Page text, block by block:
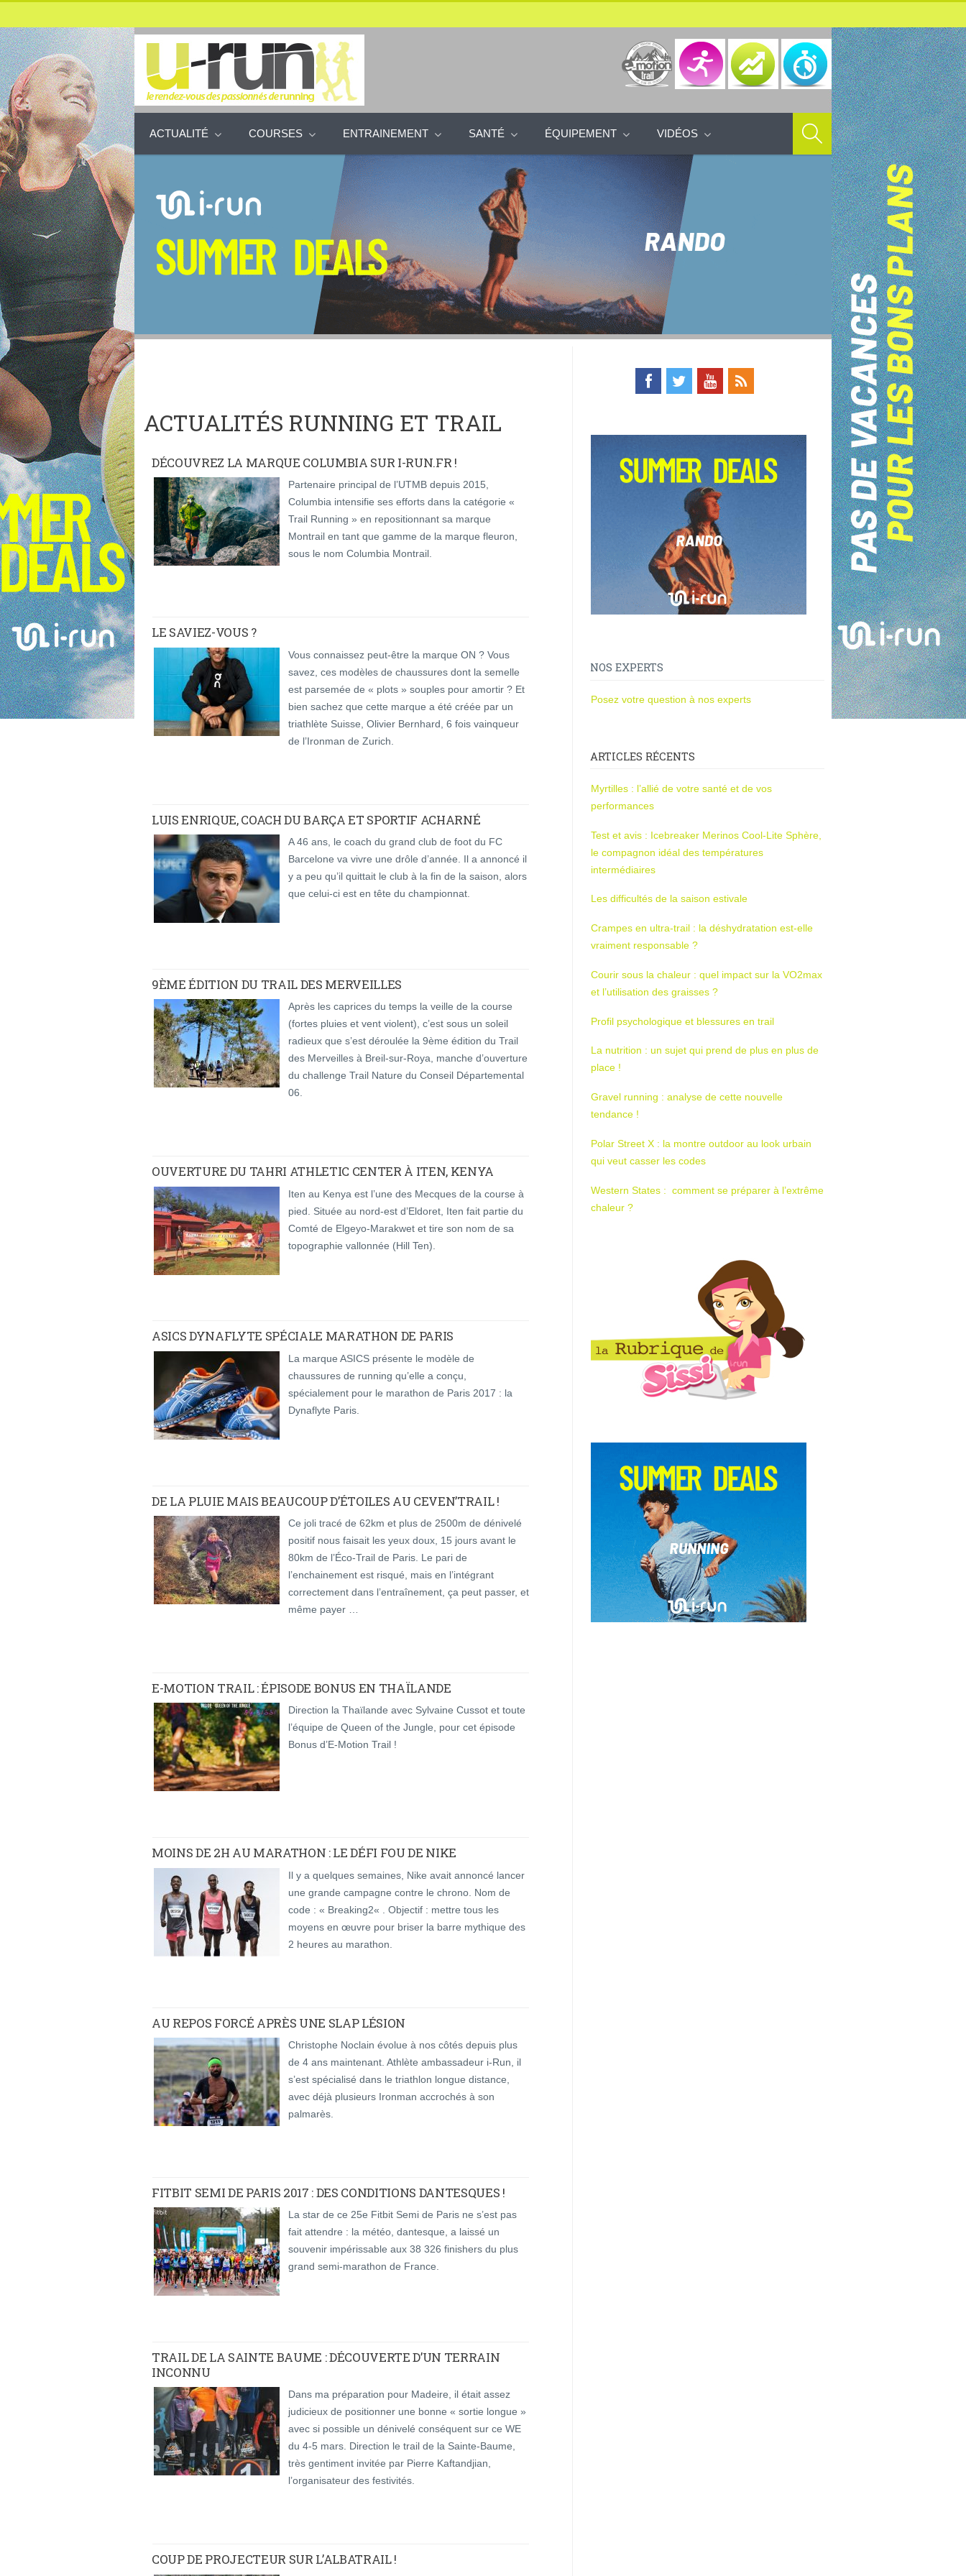
ACTUALITÉ COURSES ENTRAINEMENT SANTÉ ÉQUIPEMENT VIDÉOS
ACTUALITÉS RUNNING ET TRAIL
DÉCOUVREZ LA MARQUE COLUMBIA SUR I-RUN.FR !
Partenaire principal de l’UTMB depuis 2015,
Columbia intensifie ses efforts dans la catégorie «
Trail Running » en repositionnant sa marque
Montrail en tant que gamme de la marque fleuron,
sous le nom Columbia Montrail.
LE SAVIEZ-VOUS ?
Vous connaissez peut-être la marque ON ? Vous
savez, ces modèles de chaussures dont la semelle
est parsemée de « plots » souples pour amortir ? Et
bien sachez que cette marque a été créée par un
triathlète Suisse, Olivier Bernhard, 6 fois vainqueur
de l’Ironman de Zurich.
LUIS ENRIQUE, COACH DU BARÇA ET SPORTIF ACHARNÉ
A 46 ans, le coach du grand club de foot du FC
Barcelone va vivre une drôle d’année. Il a annoncé il
y a peu qu’il quittait le club à la fin de la saison, alors
que celui-ci est en tête du championnat.
9ÈME ÉDITION DU TRAIL DES MERVEILLES
Après les caprices du temps la veille de la course
(fortes pluies et vent violent), c’est sous un soleil
radieux que s’est déroulée la 9ème édition du Trail
des Merveilles à Breil-sur-Roya, manche d’ouverture
du challenge Trail Nature du Conseil Départemental
06.
OUVERTURE DU TAHRI ATHLETIC CENTER À ITEN, KENYA
Iten au Kenya est l’une des Mecques de la course à
pied. Située au nord-est d’Eldoret, Iten fait partie du
Comté de Elgeyo-Marakwet et tire son nom de sa
topographie vallonnée (Hill Ten).
ASICS DYNAFLYTE SPÉCIALE MARATHON DE PARIS
La marque ASICS présente le modèle de
chaussures de running qu’elle a conçu,
spécialement pour le marathon de Paris 2017 : la
Dynaflyte Paris.
DE LA PLUIE MAIS BEAUCOUP D’ÉTOILES AU CEVEN’TRAIL !
Ce joli tracé de 62km et plus de 2500m de dénivelé
positif nous faisait les yeux doux, 15 jours avant le
80km de l’Éco-Trail de Paris. Le pari de
l’enchainement est risqué, mais en l’intégrant
correctement dans l’entraînement, ça peut passer, et
même payer …
E-MOTION TRAIL : ÉPISODE BONUS EN THAÏLANDE
Direction la Thaïlande avec Sylvaine Cussot et toute
l’équipe de Queen of the Jungle, pour cet épisode
Bonus d’E-Motion Trail !
MOINS DE 2H AU MARATHON : LE DÉFI FOU DE NIKE
Il y a quelques semaines, Nike avait annoncé lancer
une grande campagne contre le chrono. Nom de
code : « Breaking2« . Objectif : mettre tous les
moyens en œuvre pour briser la barre mythique des
2 heures au marathon.
AU REPOS FORCÉ APRÈS UNE SLAP LÉSION
Christophe Noclain évolue à nos côtés depuis plus
de 4 ans maintenant. Athlète ambassadeur i-Run, il
s’est spécialisé dans le triathlon longue distance,
avec déjà plusieurs Ironman accrochés à son
palmarès.
FITBIT SEMI DE PARIS 2017 : DES CONDITIONS DANTESQUES !
La star de ce 25e Fitbit Semi de Paris ne s’est pas
fait attendre : la météo, dantesque, a laissé un
souvenir impérissable aux 38 326 finishers du plus
grand semi-marathon de France.
TRAIL DE LA SAINTE BAUME : DÉCOUVERTE D’UN TERRAIN
INCONNU
Dans ma préparation pour Madeire, il était assez
judicieux de positionner une bonne « sortie longue »
avec si possible un dénivelé conséquent sur ce WE
du 4-5 mars. Direction le trail de la Sainte-Baume,
très gentiment invitée par Pierre Kaftandjian,
l’organisateur des festivités.
COUP DE PROJECTEUR SUR L’ALBATRAIL !
NOS EXPERTS
Posez votre question à nos experts
ARTICLES RÉCENTS
Myrtilles : l’allié de votre santé et de vos
performances
Test et avis : Icebreaker Merinos Cool-Lite Sphère,
le compagnon idéal des températures
intermédiaires
Les difficultés de la saison estivale
Crampes en ultra-trail : la déshydratation est-elle
vraiment responsable ?
Courir sous la chaleur : quel impact sur la VO2max
et l’utilisation des graisses ?
Profil psychologique et blessures en trail
La nutrition : un sujet qui prend de plus en plus de
place !
Gravel running : analyse de cette nouvelle
tendance !
Polar Street X : la montre outdoor au look urbain
qui veut casser les codes
Western States : comment se préparer à l’extrême
chaleur ?